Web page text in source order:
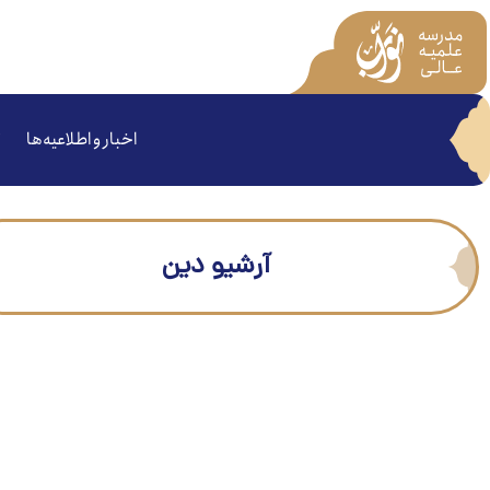
اخبار و اطلاعیه‌ها
آرشیو دین